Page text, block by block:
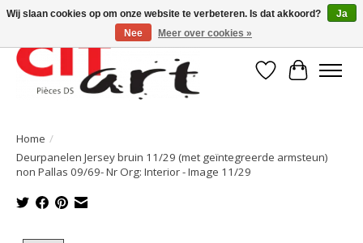
Verlanglijst
Home /
Deurpanelen Jersey bruin 11/29 (met geïntegreerde armsteun)
non Pallas 09/69- Nr Org: Interior - Image 11/29
Wij slaan cookies op om onze website te verbeteren. Is dat akkoord?
Ja
Nee
Meer over cookies »